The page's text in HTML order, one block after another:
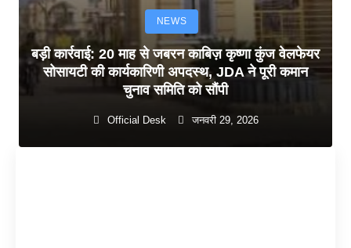
NEWS
बड़ी कार्रवाई: 20 माह से जबरन काबिज़ कृष्णा कुंज वेलफेयर
सोसायटी की कार्यकारिणी अपदस्थ, JDA ने पूरी कमान
चुनाव समिति को सौंपी
Official Desk जनवरी 29, 2026